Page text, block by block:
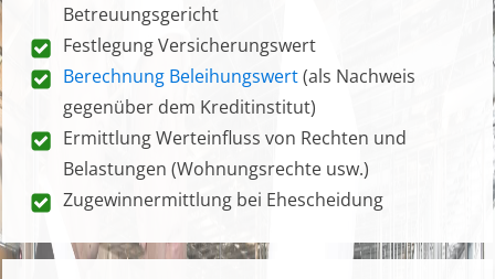
Betreuungsgericht
Festlegung Versicherungswert
Berechnung Beleihungswert(als Nachweis
gegenüber dem Kreditinstitut)
Ermittlung Werteinfluss von Rechten und
Belastungen (Wohnungsrechte usw.)
Zugewinnermittlung bei Ehescheidung